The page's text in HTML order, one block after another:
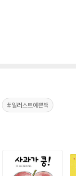
#일러스트예쁜책